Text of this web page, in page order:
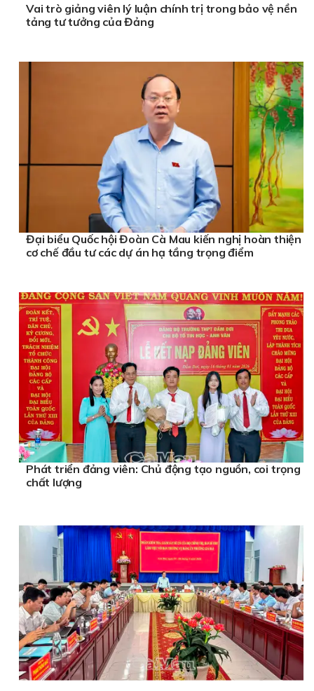
Vai trò giảng viên lý luận chính trị trong bảo vệ nền
tảng tư tưởng của Đảng
Đại biểu Quốc hội Đoàn Cà Mau kiến nghị hoàn thiện
cơ chế đầu tư các dự án hạ tầng trọng điểm
Phát triển đảng viên: Chủ động tạo nguồn, coi trọng
chất lượng